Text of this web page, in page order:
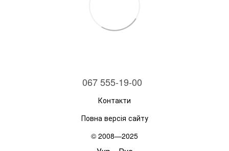
067 555-19-00
Контакти
Повна версія сайту
© 2008—2025